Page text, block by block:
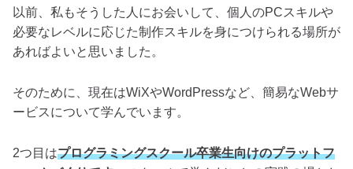
以前、私もそうした人にお会いして、個人のPCスキルや
必要なレベルに応じた制作スキルを身につけられる場所が
あればよいと思いました。
そのために、現在はWiXやWordPressなど、簡易なWebサ
ービスについて学んでいます。
2つ目はプログラミングスクール卒業生向けのプラットフ